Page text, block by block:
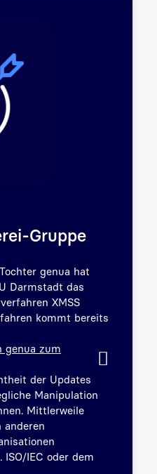
Gruppe
genua hat
Darmstadt das
XMSS
kommt bereits
genua zum
der Updates
Manipulation
Mittlerweile
anderen
ISO/IEC oder dem